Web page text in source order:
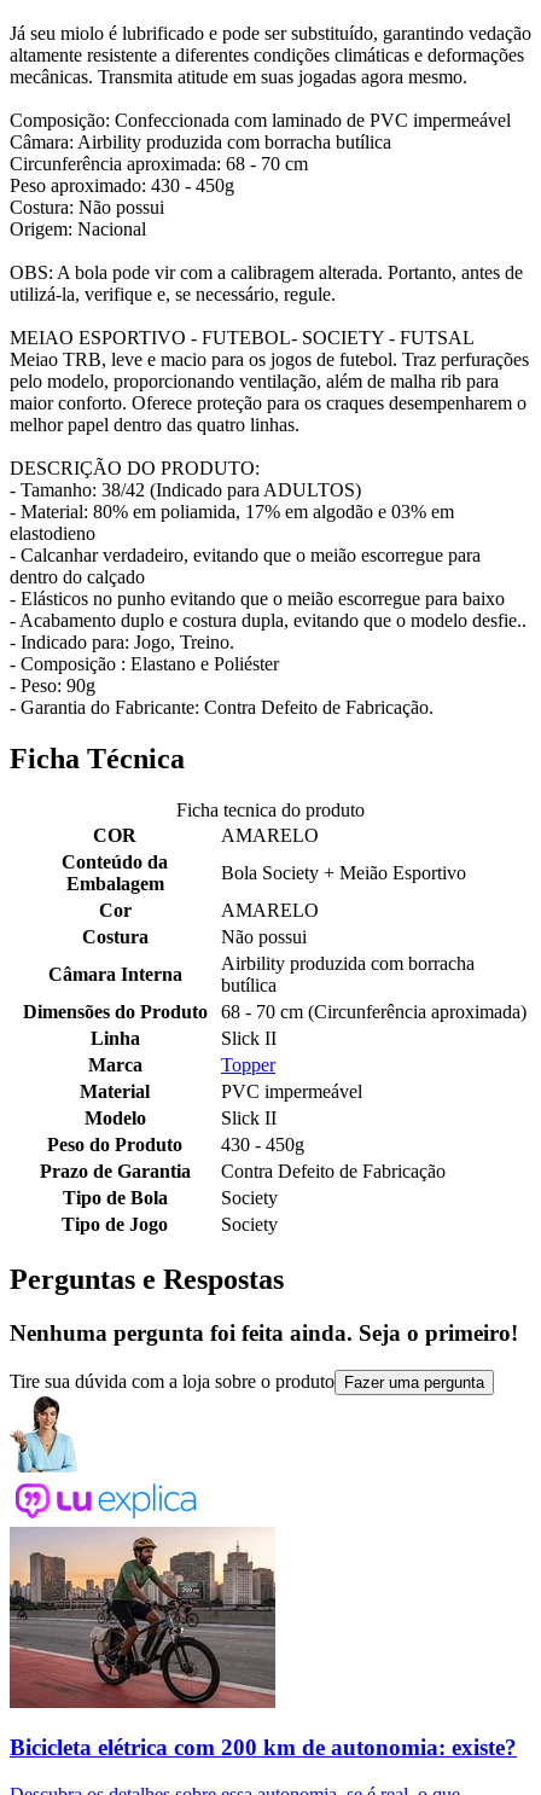
Já seu miolo é lubrificado e pode ser substituído, garantindo vedação
altamente resistente a diferentes condições climáticas e deformações
mecânicas. Transmita atitude em suas jogadas agora mesmo.
Composição: Confeccionada com laminado de PVC impermeável
Câmara: Airbility produzida com borracha butílica
Circunferência aproximada: 68 - 70 cm
Peso aproximado: 430 - 450g
Costura: Não possui
Origem: Nacional
OBS: A bola pode vir com a calibragem alterada. Portanto, antes de
utilizá-la, verifique e, se necessário, regule.
MEIAO ESPORTIVO - FUTEBOL- SOCIETY - FUTSAL
Meiao TRB, leve e macio para os jogos de futebol. Traz perfurações
pelo modelo, proporcionando ventilação, além de malha rib para
maior conforto. Oferece proteção para os craques desempenharem o
melhor papel dentro das quatro linhas.
DESCRIÇÃO DO PRODUTO:
- Tamanho: 38/42 (Indicado para ADULTOS)
- Material: 80% em poliamida, 17% em algodão e 03% em
elastodieno
- Calcanhar verdadeiro, evitando que o meião escorregue para
dentro do calçado
- Elásticos no punho evitando que o meião escorregue para baixo
- Acabamento duplo e costura dupla, evitando que o modelo desfie..
- Indicado para: Jogo, Treino.
- Composição : Elastano e Poliéster
- Peso: 90g
- Garantia do Fabricante: Contra Defeito de Fabricação.
Ficha Técnica
Ficha tecnica do produto
COR
AMARELO
Conteúdo da
Embalagem
Bola Society + Meião Esportivo
Cor
AMARELO
Costura
Não possui
Câmara Interna
Airbility produzida com borracha
butílica
Dimensões do Produto
68 - 70 cm (Circunferência aproximada)
Linha
Slick II
Marca
Topper
Material
PVC impermeável
Modelo
Slick II
Peso do Produto
430 - 450g
Prazo de Garantia
Contra Defeito de Fabricação
Tipo de Bola
Society
Tipo de Jogo
Society
Perguntas e Respostas
Nenhuma pergunta foi feita ainda. Seja o primeiro!
Tire sua dúvida com a loja sobre o produto Fazer uma pergunta
Bicicleta elétrica com 200 km de autonomia: existe?